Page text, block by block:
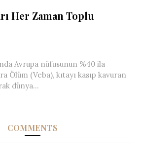
Her Zaman Toplu
Avrupa nüfusunun %40 ila
Ölüm (Veba), kıtayı kasıp kavuran
dünya...
COMMENTS